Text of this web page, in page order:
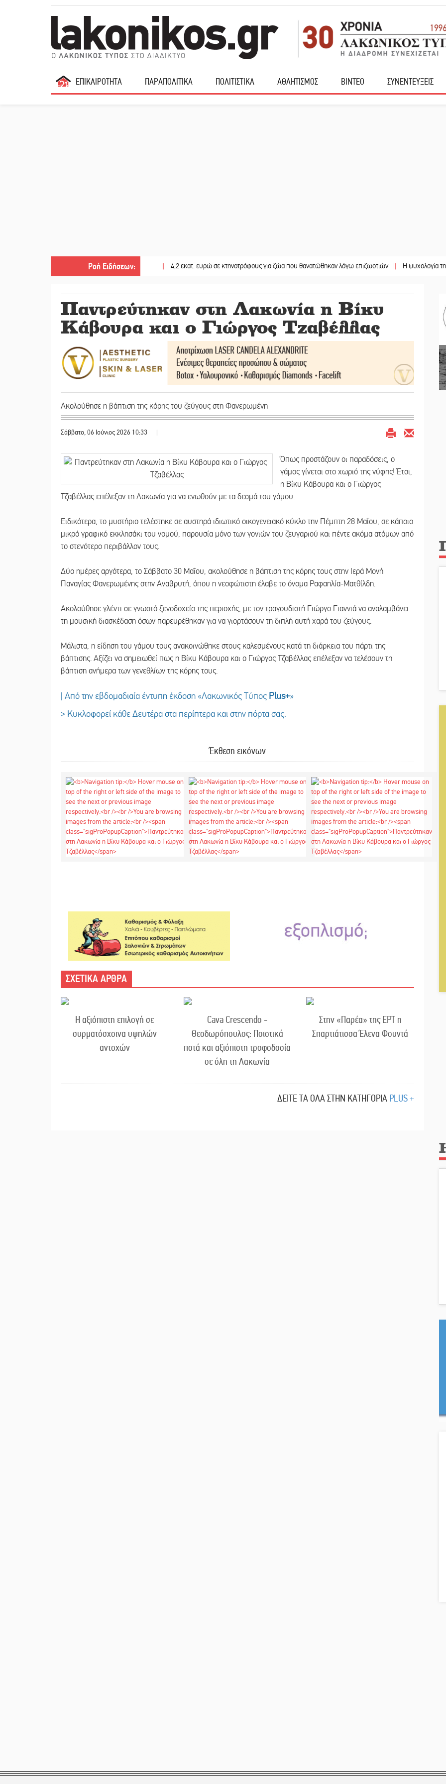
ΕΠΙΚΑΙΡΟΤΗΤΑ ΠΑΡΑΠΟΛΙΤΙΚΑ ΠΟΛΙΤΙΣΤΙΚΑ ΑΘΛΗΤΙΣΜΟΣ ΒΙΝΤΕΟ ΣΥΝΕΝΤΕΥΞΕΙΣ
Ροή Ειδήσεων:
|| 4,2 εκατ. ευρώ σε κτηνοτρόφους για ζώα που θανατώθηκαν λόγω επιζωοτιών || Η ψυχολογία της
Παντρεύτηκαν στη Λακωνία η Βίκυ
Κάβουρα και ο Γιώργος Τζαβέλλας
Ακολούθησε η βάπτιση της κόρης του ζεύγους στη Φανερωμένη
Σάββατο, 06 Ιούνιος 2026 10:33 |
Όπως προστάζουν οι παραδόσεις, ο
γάμος γίνεται στο χωριό της νύφης! Έτσι,
η Βίκυ Κάβουρα και ο Γιώργος
Τζαβέλλας επέλεξαν τη Λακωνία για να ενωθούν με τα δεσμά του γάμου.
Ειδικότερα, το μυστήριο τελέστηκε σε αυστηρά ιδιωτικό οικογενειακό κύκλο την Πέμπτη 28 Μαΐου, σε κάποιο
μικρό γραφικό εκκλησάκι του νομού, παρουσία μόνο των γονιών του ζευγαριού και πέντε ακόμα ατόμων από
το στενότερο περιβάλλον τους.
Δύο ημέρες αργότερα, το Σάββατο 30 Μαΐου, ακολούθησε η βάπτιση της κόρης τους στην Ιερά Μονή
Παναγίας Φανερωμένης στην Αναβρυτή, όπου η νεοφώτιστη έλαβε το όνομα Ραφαηλία-Ματθίλδη.
Ακολούθησε γλέντι σε γνωστό ξενοδοχείο της περιοχής, με τον τραγουδιστή Γιώργο Γιαννιά να αναλαμβάνει
τη μουσική διασκέδαση όσων παρευρέθηκαν για να γιορτάσουν τη διπλή αυτή χαρά του ζεύγους.
Μάλιστα, η είδηση του γάμου τους ανακοινώθηκε στους καλεσμένους κατά τη διάρκεια του πάρτι της
βάπτισης. Αξίζει να σημειωθεί πως η Βίκυ Κάβουρα και ο Γιώργος Τζαβέλλας επέλεξαν να τελέσουν τη
βάπτιση ανήμερα των γενεθλίων της κόρης τους.
| Από την εβδομαδιαία έντυπη έκδοση «Λακωνικός Τύπος Plus+»
> Κυκλοφορεί κάθε Δευτέρα στα περίπτερα και στην πόρτα σας.
Έκθεση εικόνων
ΣΧΕΤΙΚΑ ΑΡΘΡΑ
Η αξιόπιστη επιλογή σε
συρματόσχοινα υψηλών
αντοχών
Cava Crescendo -
Θεοδωρόπουλος: Ποιοτικά
ποτά και αξιόπιστη τροφοδοσία
σε όλη τη Λακωνία
Στην «Παρέα» της ΕΡΤ η
Σπαρτιάτισσα Έλενα Φουντά
ΔΕΙΤΕ ΤΑ ΟΛΑ ΣΤΗΝ ΚΑΤΗΓΟΡΙΑ PLUS +